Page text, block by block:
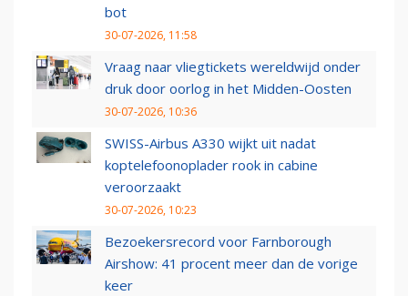
bot
30-07-2026, 11:58
Vraag naar vliegtickets wereldwijd onder
druk door oorlog in het Midden-Oosten
30-07-2026, 10:36
SWISS-Airbus A330 wijkt uit nadat
koptelefoonoplader rook in cabine
veroorzaakt
30-07-2026, 10:23
Bezoekersrecord voor Farnborough
Airshow: 41 procent meer dan de vorige
keer